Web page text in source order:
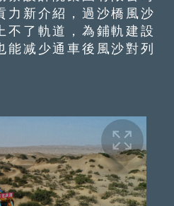
力新介紹，過沙橋風沙
不了軌道，為鋪軌建設
能减少通車後風沙對列